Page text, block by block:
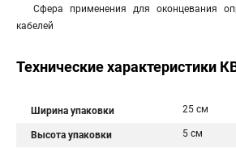
Сфера применения для оконцевания
кабелей
Технические характеристики
Ширина упаковки 25 см
Высота упаковки 5 см